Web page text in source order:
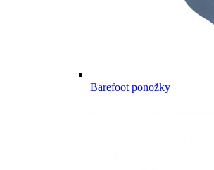
Barefoot ponožky